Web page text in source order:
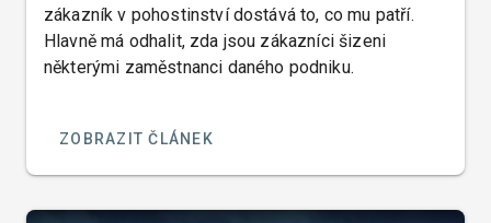
zákazník v pohostinství dostává to, co mu patří.
Hlavně má odhalit, zda jsou zákazníci šizeni
některými zaměstnanci daného podniku.
ZOBRAZIT ČLÁNEK